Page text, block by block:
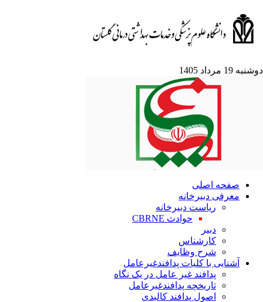
19 مرداد 1405
صفحه اصلی
معرفی دبیرخانه
ریاست دبیرخانه
حوادث CBRNE
دبیر
کارشناس
شرح وظایف
آشنایی با کلیات پدافندغیرعامل
پدافند غیر عامل در یک نگاه
تاریخچه پدافندغیرعامل
اصول پدافند کالبدی